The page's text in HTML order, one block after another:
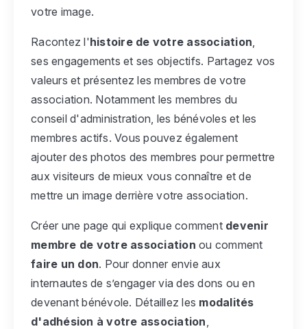
votre image.
Racontez l'histoire de votre association,
ses engagements et ses objectifs. Partagez vos
valeurs et présentez les membres de votre
association. Notamment les membres du
conseil d'administration, les bénévoles et les
membres actifs. Vous pouvez également
ajouter des photos des membres pour permettre
aux visiteurs de mieux vous connaître et de
mettre un image derrière votre association.
Créer une page qui explique comment devenir
membre de votre association ou comment
faire un don. Pour donner envie aux
internautes de s’engager via des dons ou en
devenant bénévole. Détaillez les modalités
d'adhésion à votre association,